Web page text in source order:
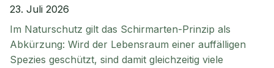
23. Juli 2026
Im Naturschutz gilt das Schirmarten-Prinzip als
Abkürzung: Wird der Lebensraum einer auffälligen
Spezies geschützt, sind damit gleichzeitig viele